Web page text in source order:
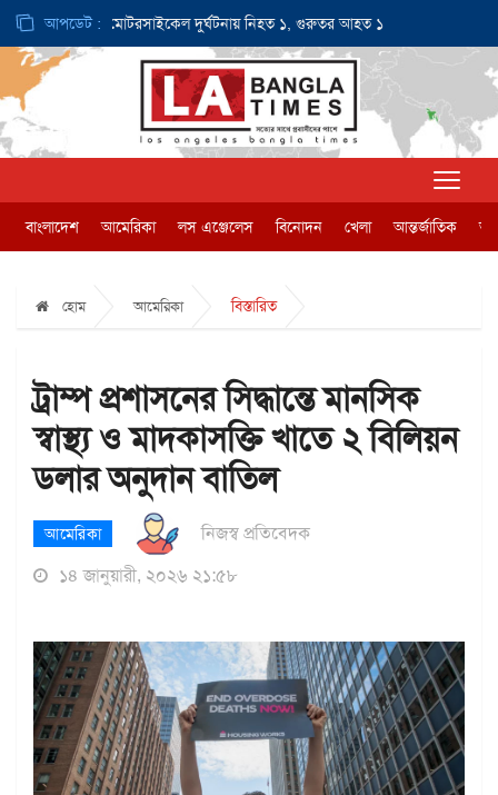
আপডেট :
ই-মোটরসাইকেল দুর্ঘটনায় নিহত ১, গুরুতর আহত ১
বাংলাদেশ আমেরিকা লস এঞ্জেলেস বিনোদন খেলা আন্তর্জাতিক
হোম আমেরিকা বিস্তারিত
ট্রাম্প প্রশাসনের সিদ্ধান্তে মানসিক
স্বাস্থ্য ও মাদকাসক্তি খাতে ২ বিলিয়ন
ডলার অনুদান বাতিল
আমেরিকা
নিজস্ব প্রতিবেদক
১৪ জানুয়ারী, ২০২৬ ২১:৫৮